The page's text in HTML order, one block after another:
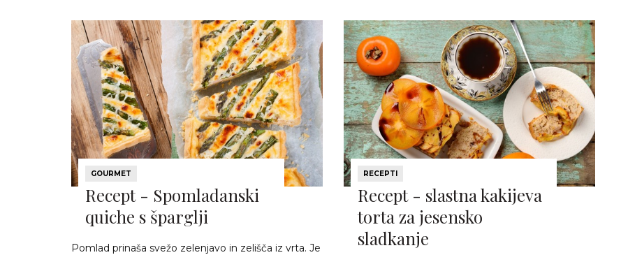
GOURMET
Recept - Spomladanski
quiche s šparglji
Pomlad prinaša svežo zelenjavo in zelišča iz vrta. Je
RECEPTI
Recept - slastna kakijeva
torta za jesensko
sladkanje